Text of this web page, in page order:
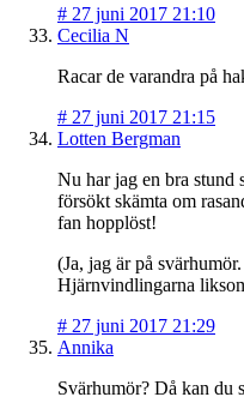
# 27 juni 2017 21:10
Cecilia N
Racar de varandra på
# 27 juni 2017 21:15
Lotten Bergman
Nu har jag en bra stund
försökt skämta om
fan hopplöst!
(Ja, jag är på
Hjärnvindlingarna
# 27 juni 2017 21:29
Annika
Svärhumör? Då kan du